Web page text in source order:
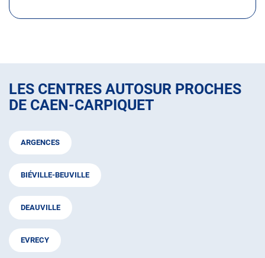
CAEN
LES CENTRES AUTOSUR PROCHES
DE CAEN-CARPIQUET
ARGENCES
BIÉVILLE-BEUVILLE
DEAUVILLE
EVRECY